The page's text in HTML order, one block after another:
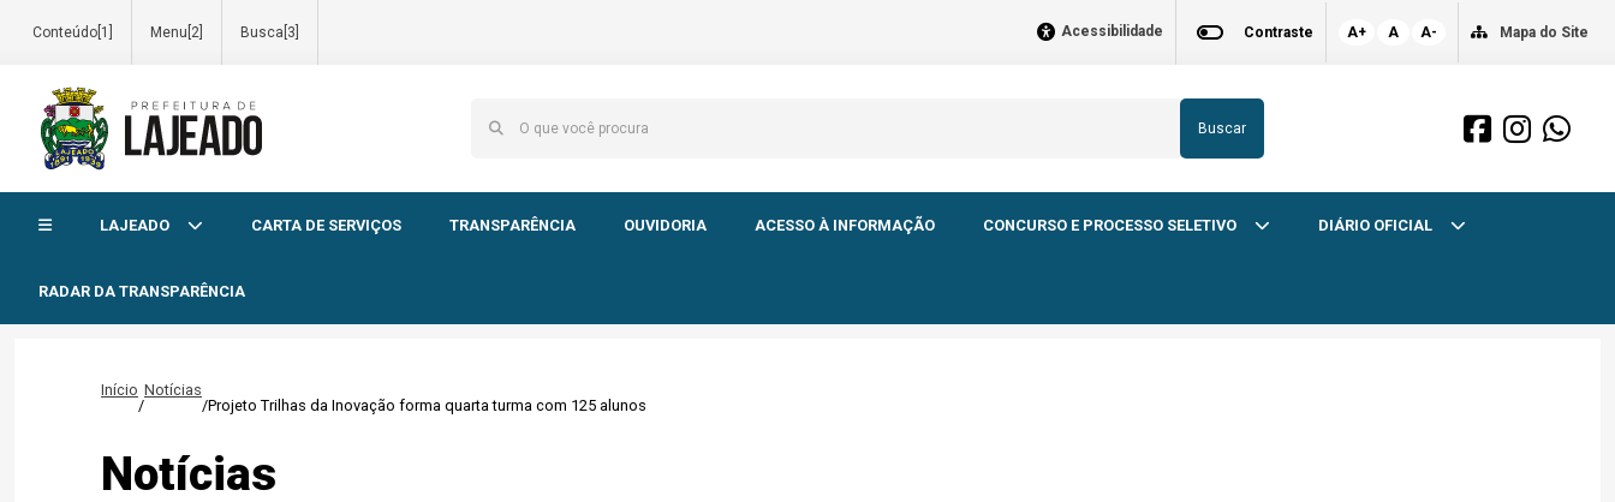
Conteúdo[1] Menu[2] Busca[3] Acessibilidade Contraste A+ A A- Mapa do Site
Buscar
LAJEADO CARTA DE SERVIÇOS TRANSPARÊNCIA OUVIDORIA ACESSO À INFORMAÇÃO CONCURSO E PROCESSO SELETIVO DIÁRIO OFICIAL
RADAR DA TRANSPARÊNCIA
Início
/
Notícias
/Projeto Trilhas da Inovação forma quarta turma com 125 alunos
Notícias